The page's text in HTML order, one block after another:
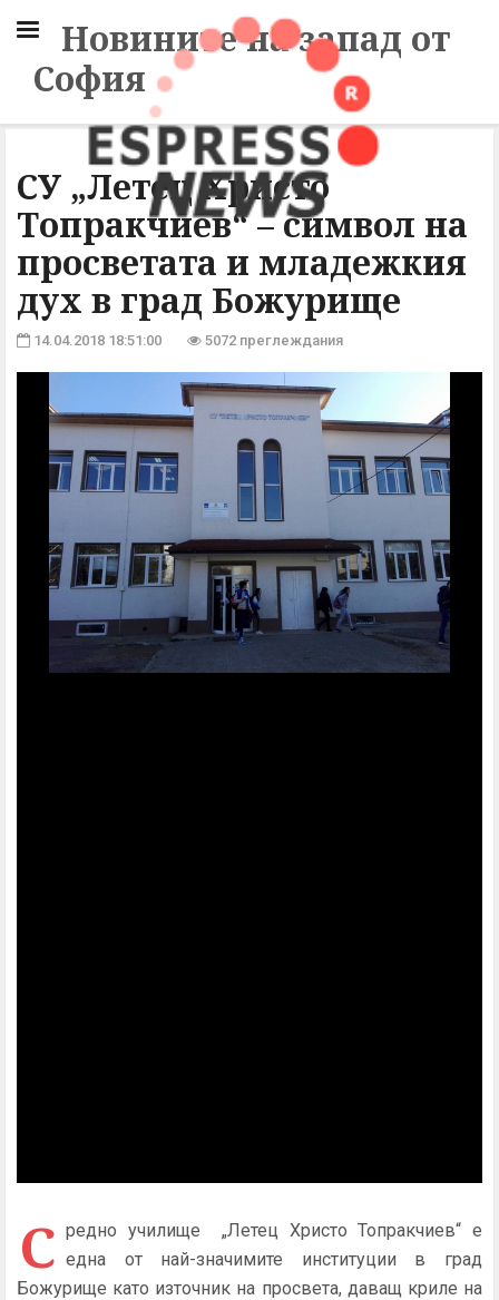
Новините на запад от
София
СУ „Летец Христо
Топракчиев“ – символ на
просветата и младежкия
дух в град Божурище
14.04.2018 18:51:00 5072 преглеждания
С редно училище „Летец Христо Топракчиев“ е
една от най-значимите институции в град
Божурище като източник на просвета, даващ криле на